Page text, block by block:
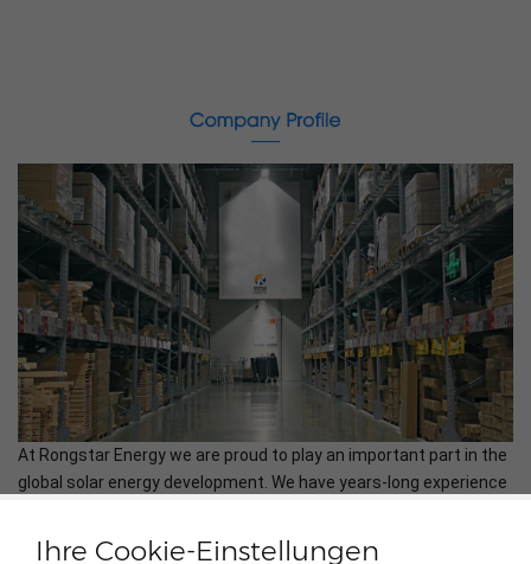
Ihre Cookie-Einstellungen
At Rongstar Energy we are proud to play an important part in the
global solar energy development. We have years-long experience
energy storage systems, mounting structures, cables and other